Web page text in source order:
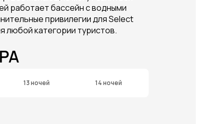
работает бассейн с водными
привилегии для Select
любой категории туристов.
13 ночей 14 ночей